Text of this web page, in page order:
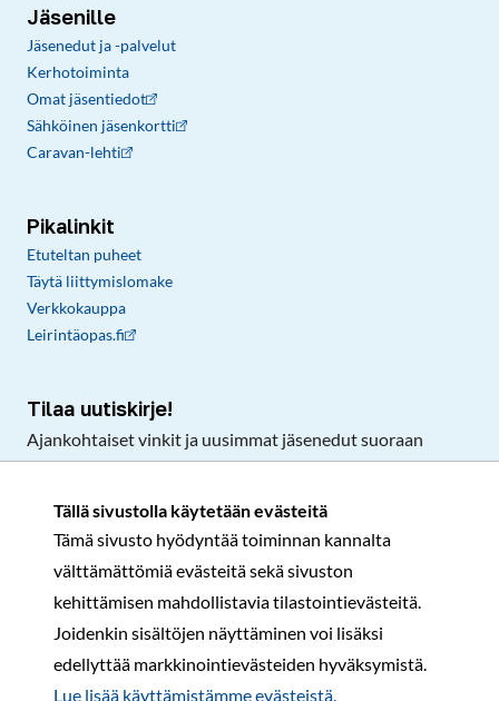
Tällä sivustolla käytetään evästeitä
Tämä sivusto hyödyntää toiminnan kannalta
välttämättömiä evästeitä sekä sivuston
kehittämisen mahdollistavia tilastointievästeitä.
Joidenkin sisältöjen näyttäminen voi lisäksi
edellyttää markkinointievästeiden hyväksymistä.
Lue lisää käyttämistämme evästeistä.​​​​​​
Jäsenille
Jäsenedut ja -palvelut
Kerhotoiminta
Omat jäsentiedot
Sähköinen jäsenkortti
Caravan-lehti
Pikalinkit
Etuteltan puheet
Täytä liittymislomake
Verkkokauppa
Leirintäopas.fi
Tilaa uutiskirje!
Ajankohtaiset vinkit ja uusimmat jäsenedut suoraan
Rekisteri- ja tietosuojaselosteSopimusehdot